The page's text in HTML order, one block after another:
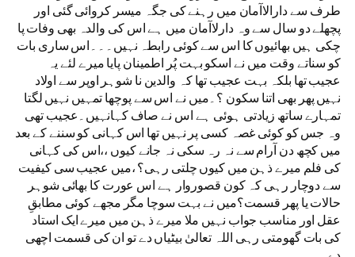
طرف سے دارالاآمان میں رہنے کی جگہ میسر کروائی گئی اور
پچھلے دو سال سے وہ دارلاآمان میں ہے اس کی والدہ بھی وفات پا
چکی ہیں بھائیوں کا اس سے کوئی رابطہ نہیں۔۔۔اس ساری بات
کو سناتے وقت میں نے اسکو بہت پُر اطمینان پایا میرے لئے یہ
عجیب تھا بلکہ بہت عجیب تھا کہ والدین نا شوہر اوپر سے اولاد
نہیں پھر بھی اتنا سکون ؟۔میں نے اس سے پوچھا تمہیں نہیں لگتا
تمہارے ساتھ زیادتی ہوئی ہے اس نے صاف کہانہیں۔عجیب تھی
وہ جس کو کوئی غصہ کسی پر نہیں تھا اس کہانی کو سننے کے بعد
میں کچھ دن آرام سے نہ رہ سکی نہ جانے کیوں ،،اس کی کہانی
کی فلم میرے ذہن میں کیوں چلتی رہی؟ ،میں عجیب سی کیفیت
سے دوچار رہی کہ کون قصوروار ہے اس عورت کا بھائی شوہر
حالات یا پھر قسمت؟میں نے بہت سوچا مگر مجھے کوئی مطابقِ
عقل اور مناسب جواب نہیں ملا میرے ذہن میں میرے ایک استاد
کی بات گھومتی رہی اللہ تعالیٰ بیٹیاں دے تو ان کی قسمت اچھی